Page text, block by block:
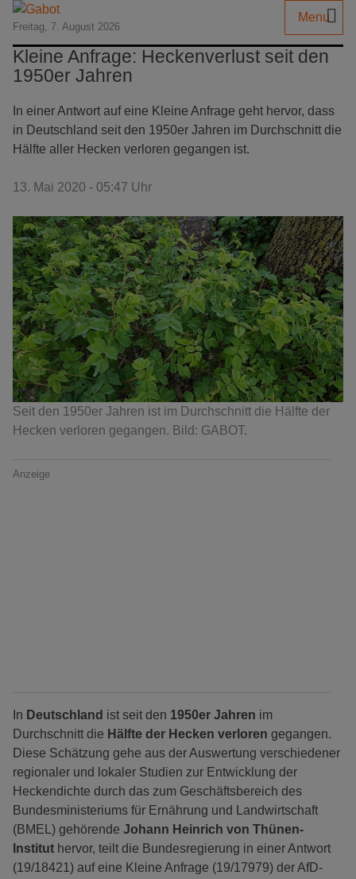
Freitag, 7. August 2026
Menu
Kleine Anfrage: Heckenverlust seit den
1950er Jahren
In einer Antwort auf eine Kleine Anfrage geht hervor, dass
in Deutschland seit den 1950er Jahren im Durchschnitt die
Hälfte aller Hecken verloren gegangen ist.
13. Mai 2020 - 05:47 Uhr
Seit den 1950er Jahren ist im Durchschnitt die Hälfte der
Hecken verloren gegangen. Bild: GABOT.
Anzeige
In Deutschland ist seit den 1950er Jahren im
Durchschnitt die Hälfte der Hecken verloren gegangen.
Diese Schätzung gehe aus der Auswertung verschiedener
regionaler und lokaler Studien zur Entwicklung der
Heckendichte durch das zum Geschäftsbereich des
Bundesministeriums für Ernährung und Landwirtschaft
(BMEL) gehörende Johann Heinrich von Thünen-
Institut hervor, teilt die Bundesregierung in einer Antwort
(19/18421) auf eine Kleine Anfrage (19/17979) der AfD-